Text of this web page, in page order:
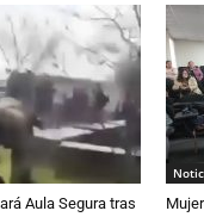
Aula Segura tras